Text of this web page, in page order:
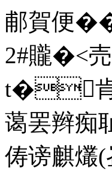
郙賀便
2#贚�<
t�肯
蔼罢辫痴
俦谤麒爜